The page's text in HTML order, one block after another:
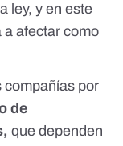
ley, y en este
a afectar como
compañías por
de
que dependen